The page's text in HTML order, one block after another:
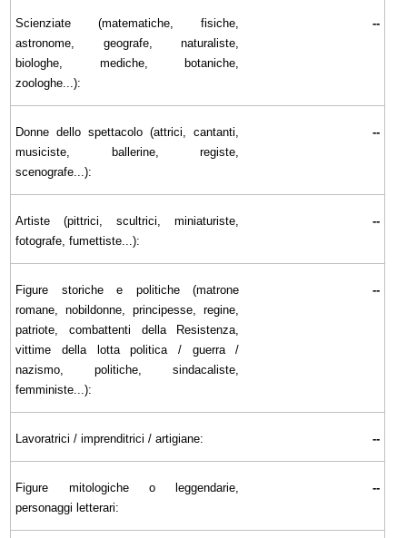
Scienziate (matematiche, fisiche,
astronome, geografe, naturaliste,
biologhe, mediche, botaniche,
zoologhe...):
--
Donne dello spettacolo (attrici, cantanti,
musiciste, ballerine, registe,
scenografe...):
--
Artiste (pittrici, scultrici, miniaturiste,
fotografe, fumettiste...):
--
Figure storiche e politiche (matrone
romane, nobildonne, principesse, regine,
patriote, combattenti della Resistenza,
vittime della lotta politica / guerra /
nazismo, politiche, sindacaliste,
femministe...):
--
Lavoratrici / imprenditrici / artigiane: --
Figure mitologiche o leggendarie,
personaggi letterari:
--